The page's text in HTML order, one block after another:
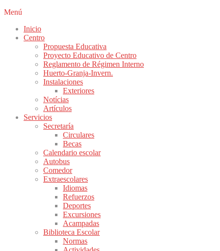
Menú
Inicio
Centro
Propuesta Educativa
Proyecto Educativo de Centro
Reglamento de Régimen Interno
Huerto-Granja-Invern.
Instalaciones
Exteriores
Notícias
Artículos
Servicios
Secretaría
Circulares
Becas
Calendario escolar
Autobus
Comedor
Extraescolares
Idiomas
Refuerzos
Deportes
Excursiones
Acampadas
Biblioteca Escolar
Normas